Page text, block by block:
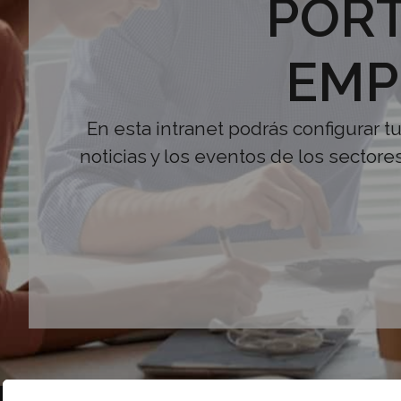
En esta intranet podrás configurar
noticias y los eventos de los